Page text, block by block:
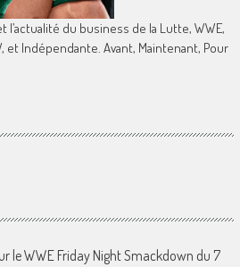
du business de la Lutte, WWE,
et Indépendante. Avant, Maintenant, Pour
le WWE Friday Night Smackdown du 7